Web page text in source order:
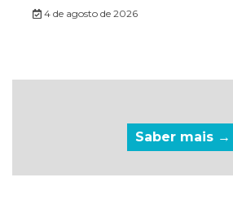
4 de agosto de 2026
Saber mais →